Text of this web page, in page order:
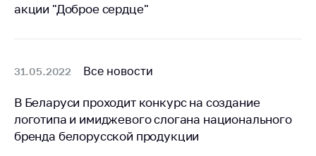
Награждения
товарная биржа
жизнь
Идеологическая
работа
акции "Доброе сердце"
31.05.2022 Все новости
В Беларуси проходит конкурс на создание
логотипа и имиджевого слогана национального
бренда белорусской продукции